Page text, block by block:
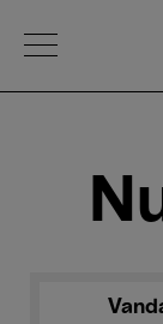
Open Menu